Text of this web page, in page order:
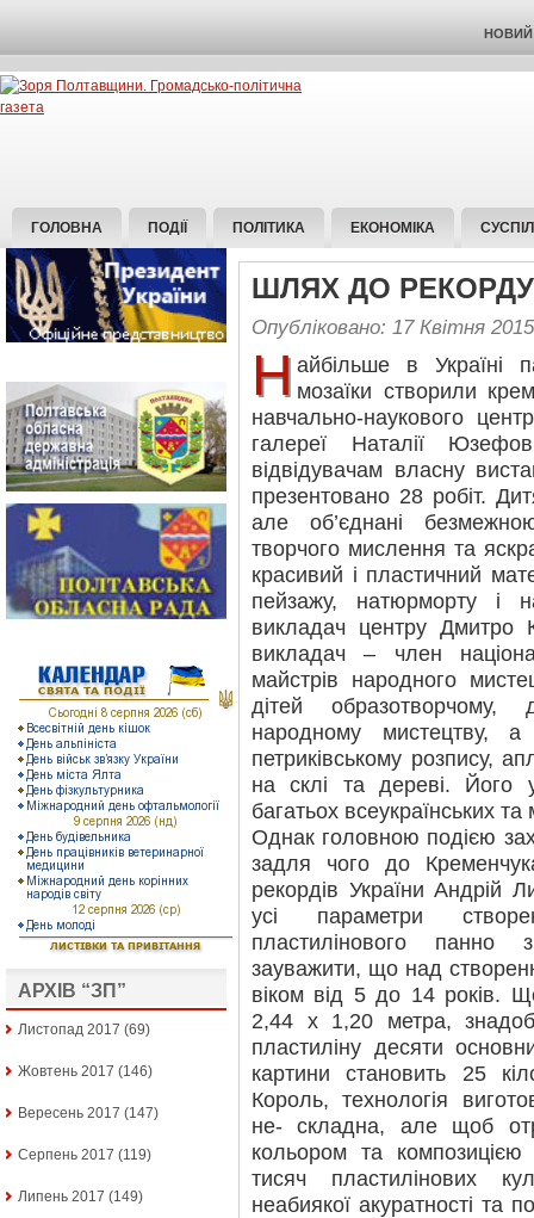
НОВИЙ
ГОЛОВНА ПОДІЇ ПОЛІТИКА ЕКОНОМІКА
АРХІВ “ЗП”
Листопад 2017 (69)
Жовтень 2017 (146)
Вересень 2017 (147)
Серпень 2017 (119)
Липень 2017 (149)
ШЛЯХ ДО РЕКОРДУ
Опубліковано: 17 Квітня 2015
Н айбільше в Україні
мозаїки створили
навчально-наукового
галереї Наталії
відвідувачам власну
презентовано 28 робіт.
але об’єднані
творчого мислення та
красивий і пластичний
пейзажу, натюрморту і
викладач центру Дмитро
викладач – член
майстрів народного
дітей образотворчому,
народному мистецтву,
петриківському розпису,
на склі та дереві. Його
багатьох всеукраїнських та
Однак головною подією
задля чого до
рекордів України Андрій
усі параметри
пластилінового
зауважити, що над
віком від 5 до 14 років.
2,44 х 1,20 метра,
пластиліну десяти
картини становить 25
Король, технологія
не- складна, але щоб
кольором та композицією
тисяч пластилінових
неабиякої акуратності та